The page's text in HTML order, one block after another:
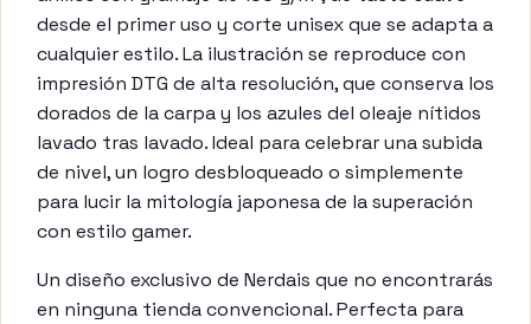
desde el primer uso y corte unisex que se adapta a
cualquier estilo. La ilustración se reproduce con
impresión DTG de alta resolución, que conserva los
dorados de la carpa y los azules del oleaje nítidos
lavado tras lavado. Ideal para celebrar una subida
de nivel, un logro desbloqueado o simplemente
para lucir la mitología japonesa de la superación
con estilo gamer.
Un diseño exclusivo de Nerdais que no encontrarás
en ninguna tienda convencional. Perfecta para